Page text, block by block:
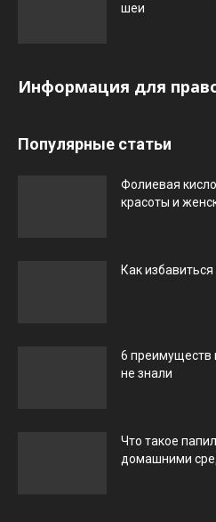
шеи
Информация для
Популярные статьи
Фолиевая
красоты и
Как
6 преимуществ
не знали
Что такое
домашними